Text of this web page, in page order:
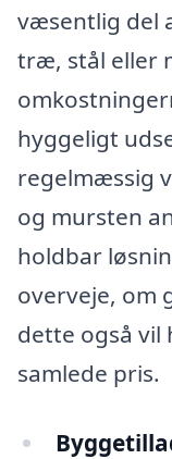
væsentlig del
træ, stål eller
hyggeligt
regelmæssig
og mursten
holdbar
overveje, om
dette også vil
samlede pris.